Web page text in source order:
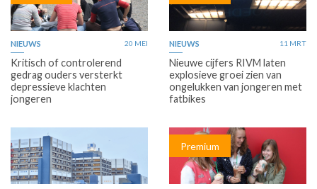
NIEUWS 20 MEI
Kritisch of controlerend
gedrag ouders versterkt
depressieve klachten
jongeren
NIEUWS 11 MRT
Nieuwe cijfers RIVM laten
explosieve groei zien van
ongelukken van jongeren met
fatbikes
Premium